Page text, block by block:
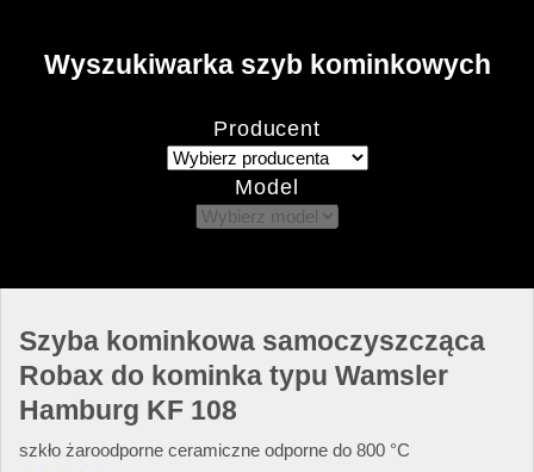
Wyszukiwarka szyb kominkowych
Producent
Model
Szyba kominkowa samoczyszcząca
Robax do kominka typu Wamsler
Hamburg KF 108
szkło żaroodporne ceramiczne odporne do 800 °C